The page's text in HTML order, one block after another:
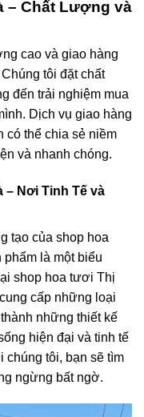
– Chất Lượng và
cao và giao hàng
tôi đặt chất
đến trải nghiệm mua
Dịch vụ giao hàng
có thể chia sẻ niềm
và nhanh chóng.
– Nơi Tinh Tế và
tạo của shop hoa
là một biểu
shop hoa tươi Thị
cấp những loại
những thiết kế
hiện đại và tinh tế
tôi, bạn sẽ tìm
ngừng bất ngờ.